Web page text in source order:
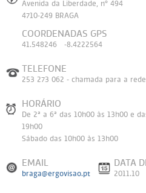
Avenida da Liberdade, nº 494
4710-249 BRAGA
COORDENADAS GPS
41.548246 -8.4222564
TELEFONE
253 273 062 - chamada para a
HORÁRIO
De 2ª a 6ª das 10h00 às 13h00 e
19h00
Sábado das 10h00 às 13h00
EMAIL
braga@ergovisao.pt
DATA
2011.10